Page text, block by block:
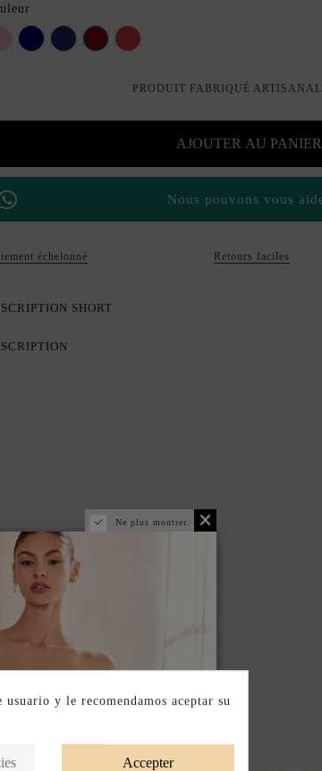
Rose marine Klein bordeauxvalentino rouge
PRODUIT FABRIQUÉ
AJOUTER AU PANIER
Nous pouvons vous
échelonné Retours faciles
SHORT
Ne plus montrer.
y le recomendamos aceptar su
Accepter